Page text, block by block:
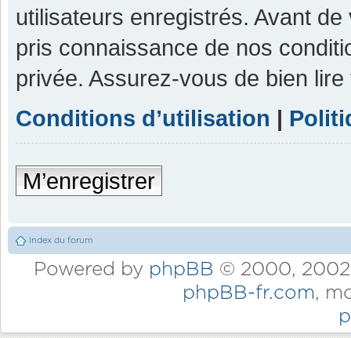
utilisateurs enregistrés. Avant
pris connaissance de nos
privée. Assurez-vous de bien
Conditions d’utilisation |
M’enregistrer
Index du forum
Powered by phpBB © 2000,
phpBB-fr.com,